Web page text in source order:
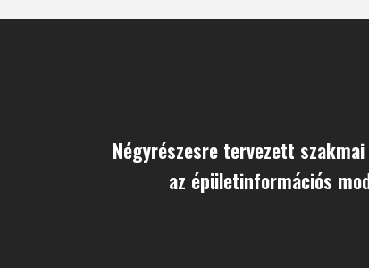
Négyrészesre tervezett
az épületinformációs